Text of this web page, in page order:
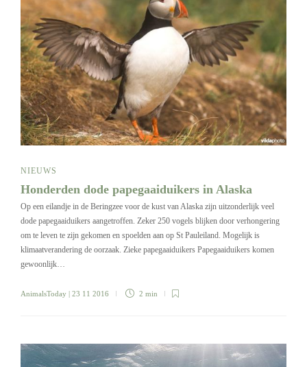
NIEUWS
Honderden dode papegaaiduikers in Alaska
Op een eilandje in de Beringzee voor de kust van Alaska zijn uitzonderlijk veel
dode papegaaiduikers aangetroffen. Zeker 250 vogels blijken door verhongering
om te leven te zijn gekomen en spoelden aan op St Pauleiland. Mogelijk is
klimaatverandering de oorzaak. Zieke papegaaiduikers Papegaaiduikers komen
gewoonlijk…
AnimalsToday | 23 11 2016 2 min